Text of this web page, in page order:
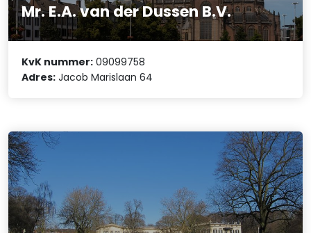
Mr. E.A. van der Dussen B.V.
KvK nummer: 09099758
Adres: Jacob Marislaan 64